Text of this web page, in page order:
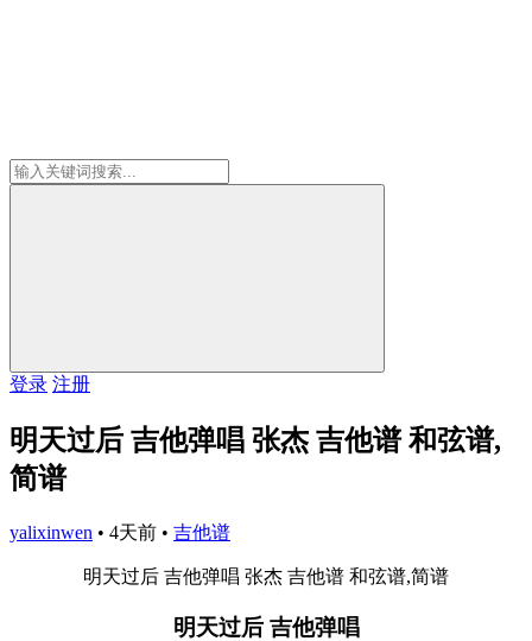
登录 注册
明天过后 吉他弹唱 张杰 吉他谱 和弦谱,
简谱
yalixinwen • 4天前 • 吉他谱
明天过后 吉他弹唱 张杰 吉他谱 和弦谱,简谱
明天过后 吉他弹唱